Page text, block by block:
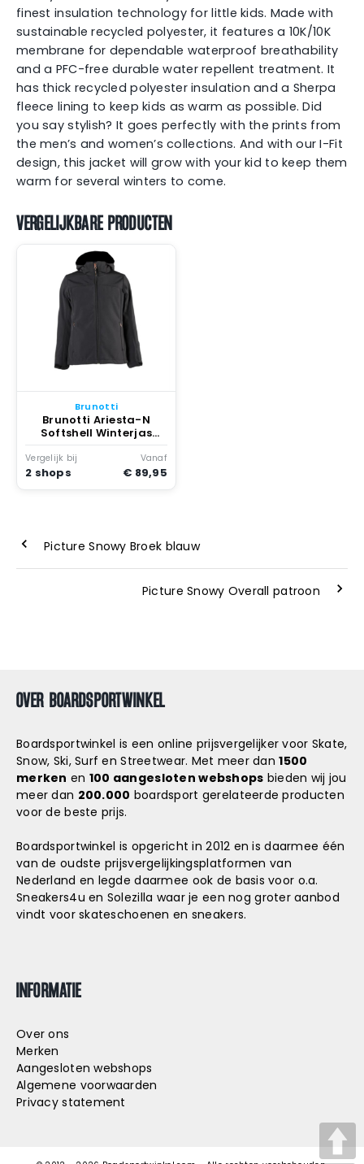
finest insulation technology for little kids. Made with
sustainable recycled polyester, it features a 10K/10K
membrane for dependable waterproof breathability
and a PFC-free durable water repellent treatment. It
has thick recycled polyester insulation and a Sherpa
fleece lining to keep kids as warm as possible. Did
you say stylish? It goes perfectly with the prints from
the men’s and women’s collections. And with our I-Fit
design, this jacket will grow with your kid to keep them
warm for several winters to come.
VERGELIJKBARE PRODUCTEN
Brunotti
Brunotti Ariesta-N
Softshell Winterjas
Meisjes Zwart
Vergelijk bij
2 shops
Vanaf
€ 89,95
Picture Snowy Broek blauw
Picture Snowy Overall patroon
OVER BOARDSPORTWINKEL
Boardsportwinkel is een online prijsvergelijker voor Skate,
Snow, Ski, Surf en Streetwear. Met meer dan1500
merken en 100 aangesloten webshops bieden wij jou
meer dan 200.000 boardsport gerelateerde producten
voor de beste prijs.
Boardsportwinkel is opgericht in 2012 en is daarmee één
van de oudste prijsvergelijkingsplatformen van
Nederland en legde daarmee ook de basis voor o.a.
Sneakers4u en Solezilla waar je een nog groter aanbod
vindt voor skateschoenen en sneakers.
INFORMATIE
Over ons
Merken
Aangesloten webshops
Algemene voorwaarden
Privacy statement